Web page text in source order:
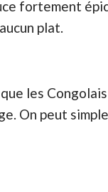
fortement
plat.
les
On peut